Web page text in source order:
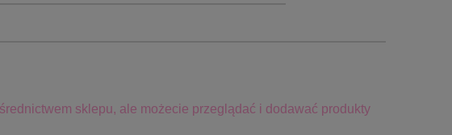
sklepu, ale możecie przeglądać i dodawać produkty